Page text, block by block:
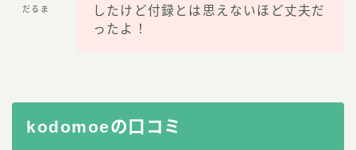
だるま
したけど付録とは思えないほど丈夫だ
ったよ！
kodomoeの口コミ